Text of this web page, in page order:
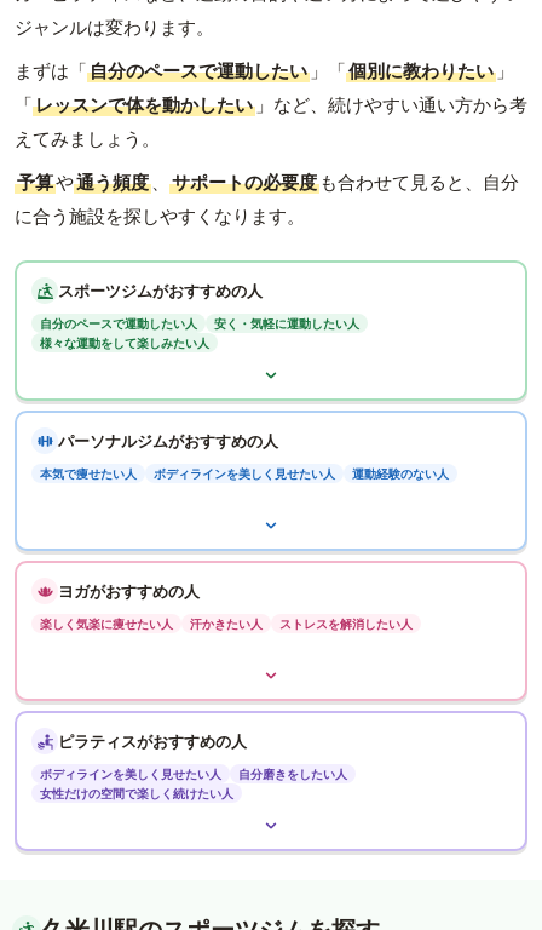
ジャンルは変わります。
まずは「自分のペースで運動したい 」「個別に教わりたい 」
「レッスンで体を動かしたい 」など、続けやすい通い方から考
えてみましょう。
予算や通う頻度 、 サポートの必要度 も合わせて見ると、自分
に合う施設を探しやすくなります。
スポーツジムがおすすめの人
自分のペースで運動したい人
安く・気軽に運動したい人
様々な運動をして楽しみたい人
パーソナルジムがおすすめの人
本気で痩せたい人 ボディラインを美しく見せたい人 運動経験のない人
ヨガがおすすめの人
楽しく気楽に痩せたい人 汗かきたい人 ストレスを解消したい人
ピラティスがおすすめの人
ボディラインを美しく見せたい人
自分磨きをしたい人
女性だけの空間で楽しく続けたい人